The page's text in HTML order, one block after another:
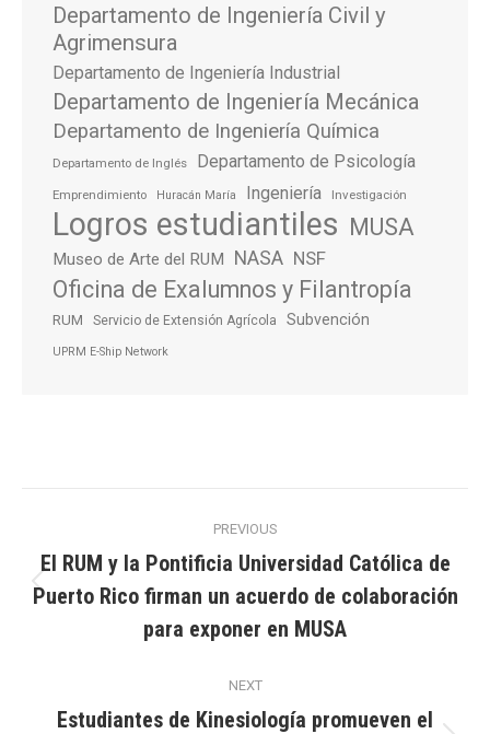
Departamento de Ingeniería Civil y
Agrimensura
Departamento de Ingeniería Industrial
Departamento de Ingeniería Mecánica
Departamento de Ingeniería Química
Departamento de Inglés Departamento de Psicología
Emprendimiento Huracán María Ingeniería Investigación
Logros estudiantiles MUSA
Museo de Arte del RUM NASA NSF
Oficina de Exalumnos y Filantropía
RUM Servicio de Extensión Agrícola Subvención
UPRM E-Ship Network
navigation
PREVIOUS
Previous
post:
El RUM y la Pontificia Universidad Católica de
Puerto Rico firman un acuerdo de colaboración
para exponer en MUSA
NEXT
Estudiantes de Kinesiología promueven el